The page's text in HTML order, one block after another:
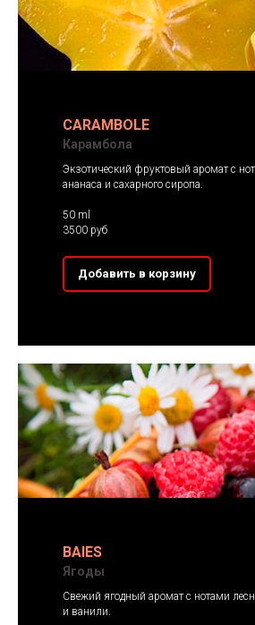
CARAMBOLE
Карамбола
Экзотический фруктовый аромат с
ананаса и сахарного сиропа.
50 ml
3500 руб
Добавить в корзину
BAIES
Ягоды
Свежий ягодный аромат с нотами
и ванили.